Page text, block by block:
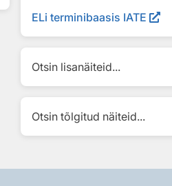
ELi terminibaasis IATE
Otsin lisanäiteid...
Otsin tõlgitud näiteid...